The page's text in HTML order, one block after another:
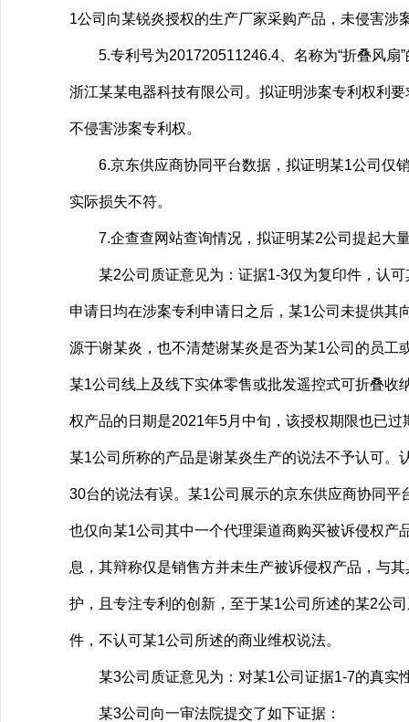
1公司向某锐炎授权的生产厂家采购产品，未侵害涉
5.专利号为201720511246.4、名称为“折叠风扇”
浙江某某电器科技有限公司。拟证明涉案专利权利
不侵害涉案专利权。
6.京东供应商协同平台数据，拟证明某1公司仅销
实际损失不符。
7.企查查网站查询情况，拟证明某2公司提起大
某2公司质证意见为：证据1-3仅为复印件，认可
申请日均在涉案专利申请日之后，某1公司未提供
源于谢某炎，也不清楚谢某炎是否为某1公司的员
某1公司线上及线下实体零售或批发遥控式可折叠
权产品的日期是2021年5月中旬，该授权期限也已
某1公司所称的产品是谢某炎生产的说法不予认可
30台的说法有误。某1公司展示的京东供应商协同
也仅向某1公司其中一个代理渠道商购买被诉侵权
息，其辩称仅是销售方并未生产被诉侵权产品，与
护，且专注专利的创新，至于某1公司所述的某2公
件，不认可某1公司所述的商业维权说法。
某3公司质证意见为：对某1公司证据1-7的真实
某3公司向一审法院提交了如下证据：